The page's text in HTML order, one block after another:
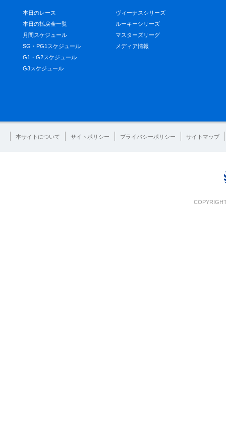
本日のレース
本日の払戻金一覧
月間スケジュール
SG・PG1スケジュール
G1・G2スケジュール
G3スケジュール
ヴィーナスシリーズ
ルーキーシリーズ
マスターズリーグ
メディア情報
本サイトについて サイトポリシー プライバシーポリシー サイトマップ